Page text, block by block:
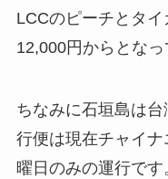
LCCのピーチとタ
12,000円からとなっ
ちなみに石垣島は
行便は現在チャイ
曜日のみの運行で